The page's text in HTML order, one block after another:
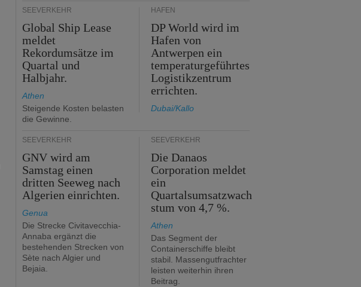
SEEVERKEHR
Global Ship Lease
meldet
Rekordumsätze im
Quartal und
Halbjahr.
Athen
Steigende Kosten belasten
die Gewinne.
HÄFEN
DP World wird im
Hafen von
Antwerpen ein
temperaturgeführtes
Logistikzentrum
errichten.
Dubai/Kallo
SEEVERKEHR
GNV wird am
Samstag einen
dritten Seeweg nach
Algerien einrichten.
Genua
Die Strecke Civitavecchia-
Annaba ergänzt die
bestehenden Strecken von
Sète nach Algier und
Bejaia.
SEEVERKEHR
Die Danaos
Corporation meldet
ein
Quartalsumsatzwach
stum von 4,7 %.
Athen
Das Segment der
Containerschiffe bleibt
stabil. Massengutfrachter
leisten weiterhin ihren
Beitrag.